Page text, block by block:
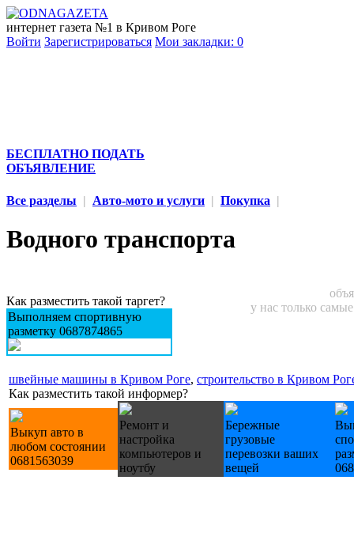
интернет газета №1 в Кривом Роге
Войти Зарегистрироваться Мои закладки: 0
БЕСПЛАТНО ПОДАТЬ
ОБЪЯВЛЕНИЕ
Все разделы | Авто-мото и услуги | Покупка |
Водного транспорта
Как разместить такой таргет?
Выполняем спортивную
разметку 0687874865
у нас только
швейные машины в Кривом Роге, строительство в Кривом
Как разместить такой информер?
Выкуп авто в
любом состоянии
0681563039
Ремонт и
настройка
компьютеров и
ноутбу
Бережные
грузовые
перевозки ваших
вещей